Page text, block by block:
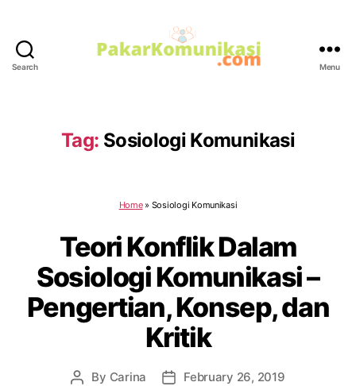
Search Menu
Tag: Sosiologi Komunikasi
Home» Sosiologi Komunikasi
Teori Konflik Dalam
Sosiologi Komunikasi –
Pengertian, Konsep, dan
Kritik
Post
By Carina
PostFebruary 26, 2019